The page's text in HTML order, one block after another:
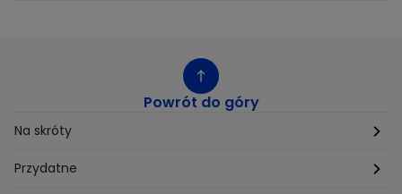
Powrót do góry
Na skróty
Etyka
Przydatne